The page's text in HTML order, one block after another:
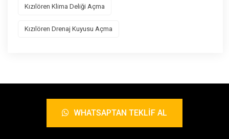
Kızılören Klima Deliği Açma
Kızılören Drenaj Kuyusu Açma
WHATSAPTAN TEKLIF AL